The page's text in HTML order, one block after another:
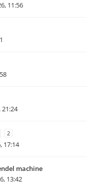
11:56
2
17:14
machine
13:42